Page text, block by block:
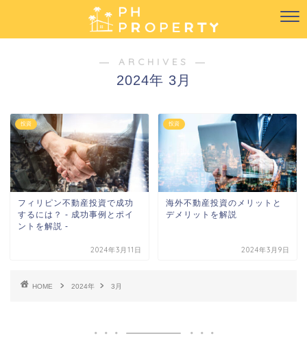
― ARCHIVES ―
2024年 3月
投資
フィリピン不動産投資で成功
するには？ - 成功事例とポイ
ントを解説 -
2024年3月11日
投資
海外不動産投資のメリットと
デメリットを解説
2024年3月9日
HOME 2024年 3月